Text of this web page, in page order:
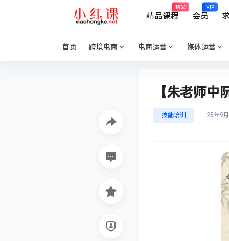
精品课程
精品
会员
VIP
首页 跨境电商 电商运营 媒体运营
【朱老师
技能培训 25年9